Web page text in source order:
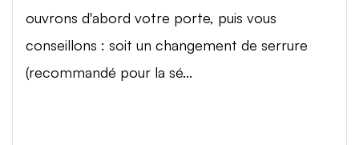
ouvrons d'abord votre porte, puis vous
conseillons : soit un changement de serrure
(recommandé pour la sé...